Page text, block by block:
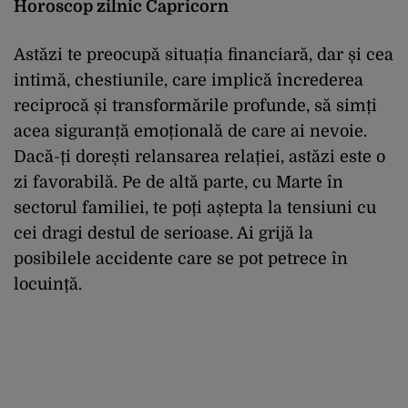
Horoscop zilnic Capricorn
Astăzi te preocupă situația financiară, dar și cea
intimă, chestiunile, care implică încrederea
reciprocă și transformările profunde, să simți
acea siguranță emoțională de care ai nevoie.
Dacă-ți dorești relansarea relației, astăzi este o
zi favorabilă. Pe de altă parte, cu Marte în
sectorul familiei, te poți aștepta la tensiuni cu
cei dragi destul de serioase. Ai grijă la
posibilele accidente care se pot petrece în
locuință.